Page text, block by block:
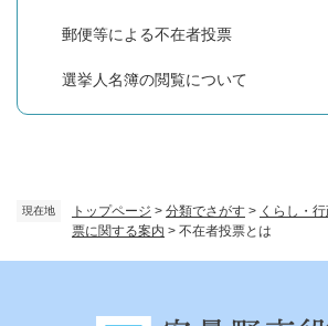
現在地 トップページ > 分類でさがす > くらし・
票に関する案内 > 不在者投票とは
郵便等による不在者投票
選挙人名簿の閲覧について